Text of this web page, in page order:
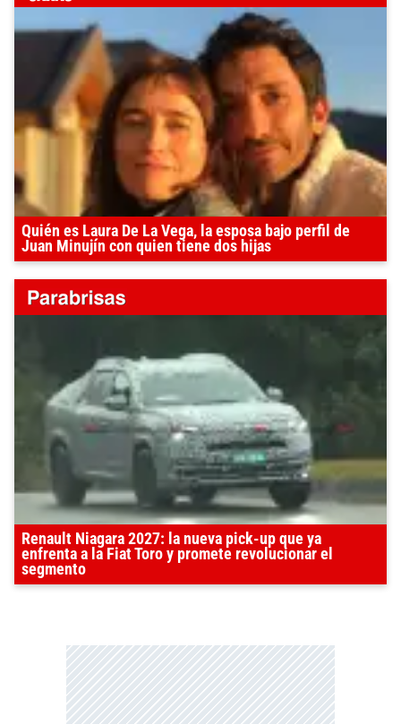
Quién es Laura De La Vega, la esposa bajo perfil de
Juan Minujín con quien tiene dos hijas
Renault Niagara 2027: la nueva pick-up que ya
enfrenta a la Fiat Toro y promete revolucionar el
segmento